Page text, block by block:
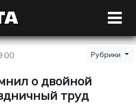
Рубрики
о двойной
труд